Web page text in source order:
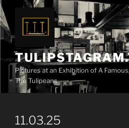
Zum
Inhalt
springen
Pictures at an Exhibition of A
The Tulipeans
11.03.25